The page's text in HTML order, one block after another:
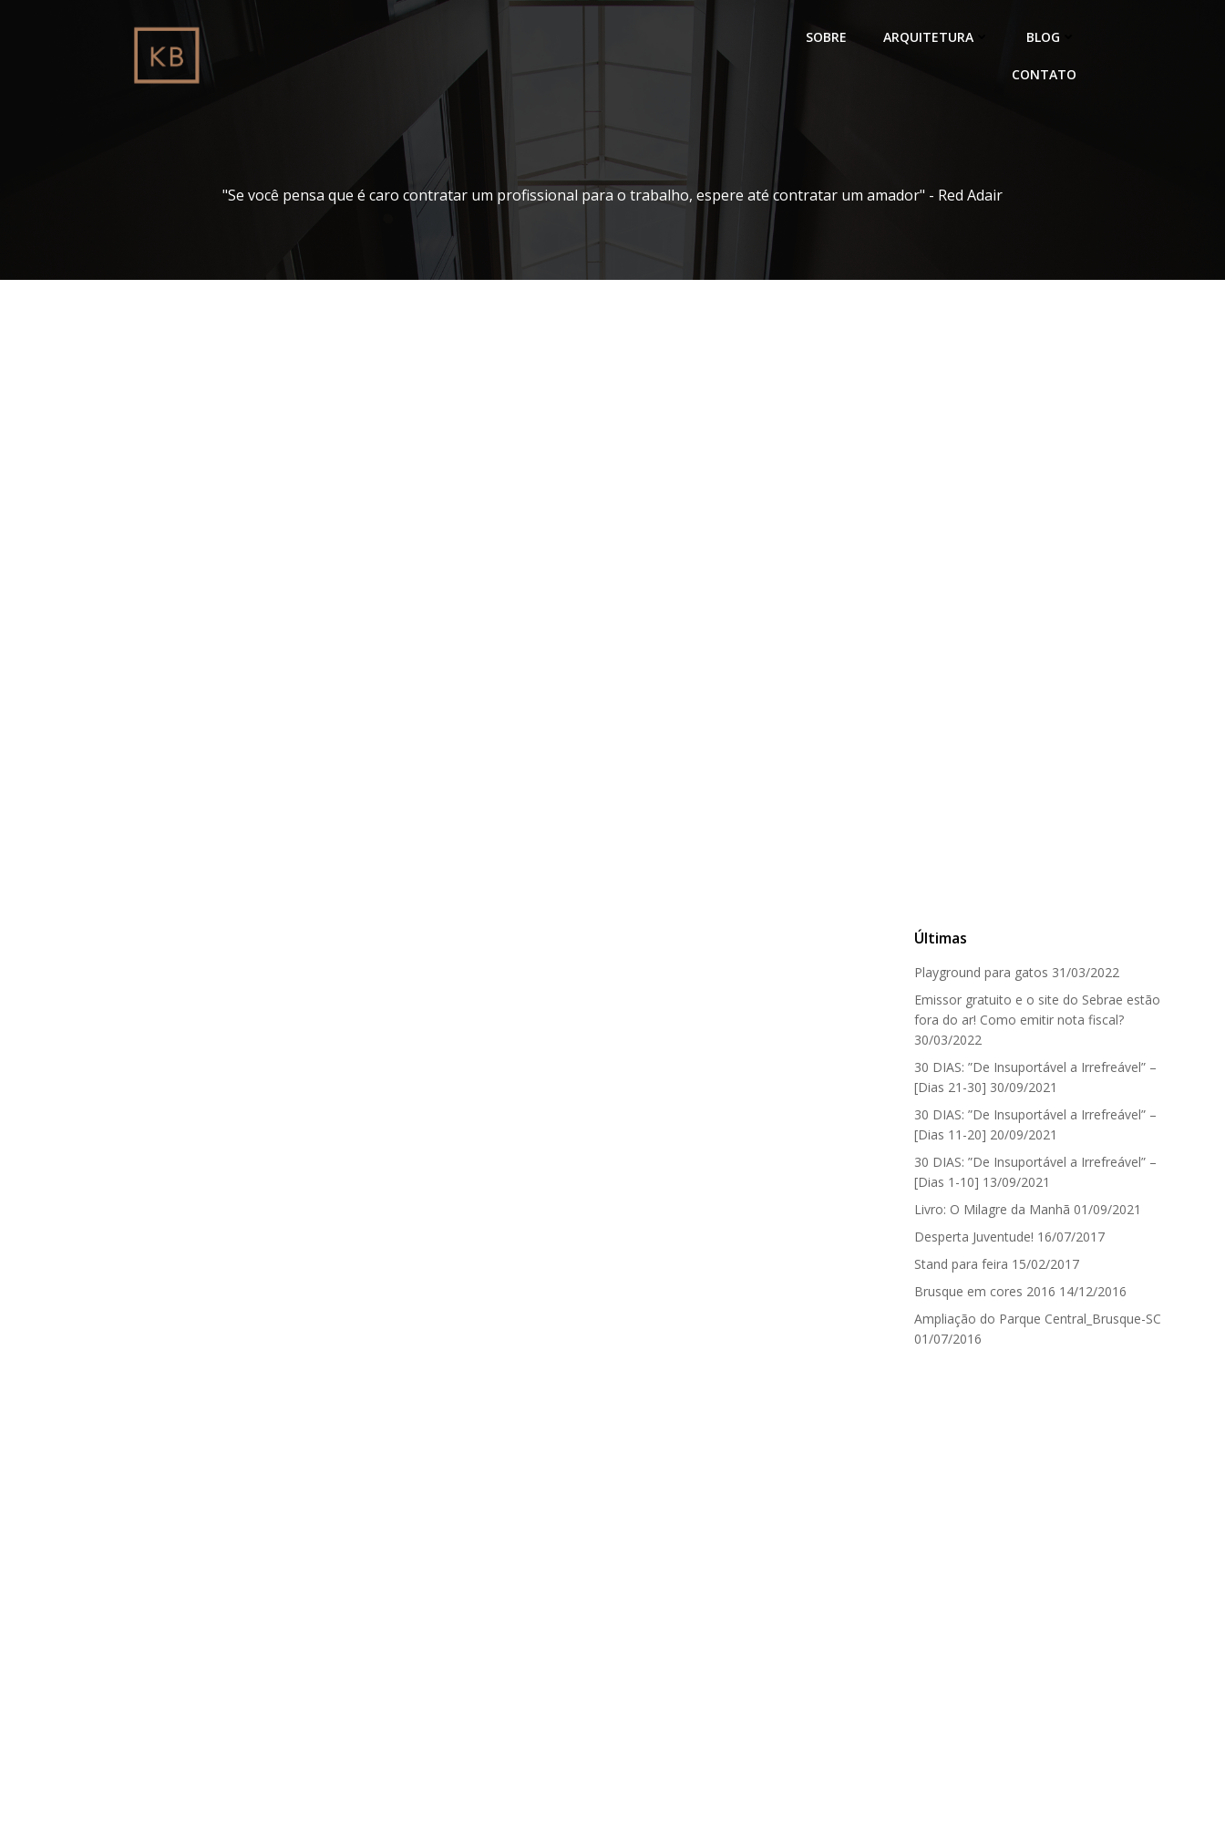
SOBRE ARQUITETURA BLOG
CONTATO
"Se você pensa que é caro contratar um profissional para o trabalho, espere até contratar um amador" - Red Adair
Últimas
Playground para gatos 31/03/2022
Emissor gratuito e o site do Sebrae estão
fora do ar! Como emitir nota fiscal?
30/03/2022
30 DIAS: ”De Insuportável a Irrefreável” –
[Dias 21-30] 30/09/2021
30 DIAS: ”De Insuportável a Irrefreável” –
[Dias 11-20] 20/09/2021
30 DIAS: ”De Insuportável a Irrefreável” –
[Dias 1-10] 13/09/2021
Livro: O Milagre da Manhã 01/09/2021
Desperta Juventude! 16/07/2017
Stand para feira 15/02/2017
Brusque em cores 2016 14/12/2016
Ampliação do Parque Central_Brusque-SC
01/07/2016